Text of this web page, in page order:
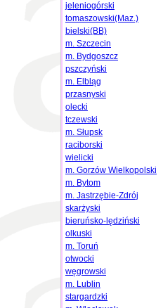
jeleniogórski
tomaszowski(Maz.)
bielski(BB)
m. Szczecin
m. Bydgoszcz
pszczyński
m. Elbląg
przasnyski
olecki
tczewski
m. Słupsk
raciborski
wielicki
m. Gorzów Wielkopolski
m. Bytom
m. Jastrzębie-Zdrój
skarżyski
bieruńsko-lędziński
olkuski
m. Toruń
otwocki
węgrowski
m. Lublin
stargardzki